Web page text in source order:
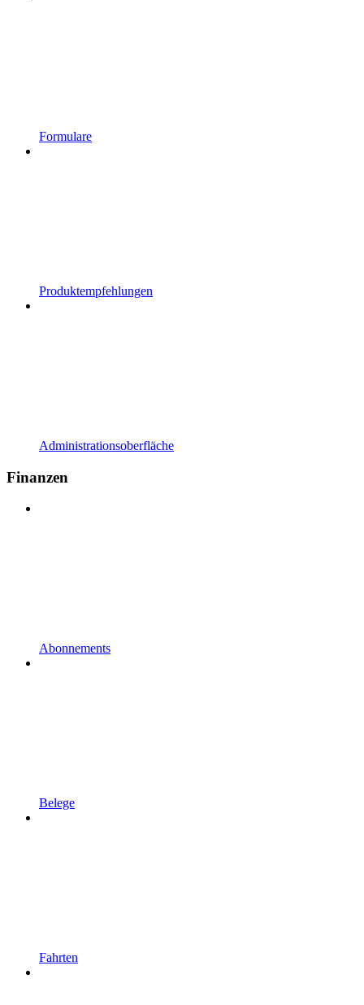
Formulare
Produktempfehlungen
Administrationsoberfläche
Finanzen
Abonnements
Belege
Fahrten